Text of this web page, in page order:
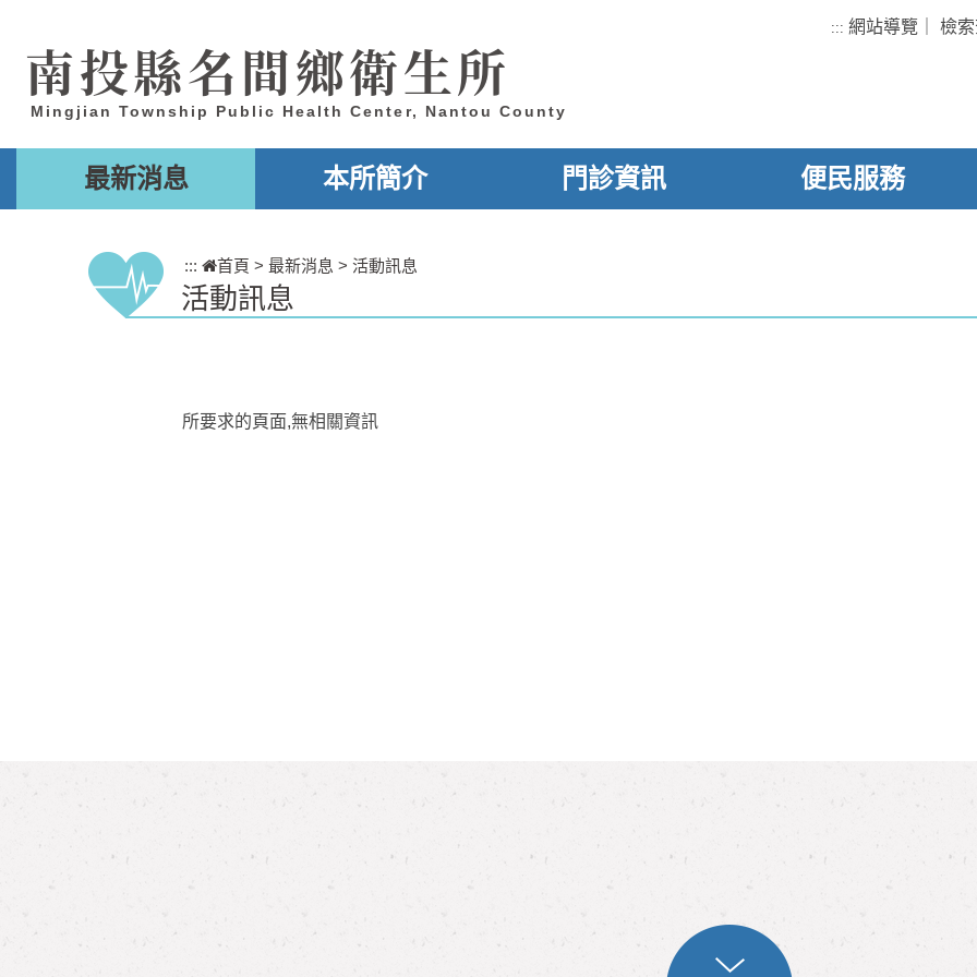
南投縣名間鄉衛生所
Mingjian Township Public Health Center, Nantou County
::: 網站導覽 檢
最新消息 本所簡介 門診資訊 便民服務
::: 首頁 > 最新消息 > 活動訊息
活動訊息
所要求的頁面,無相關資訊